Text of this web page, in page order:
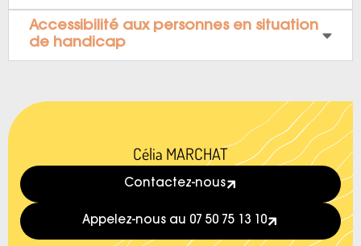
Accessibilité aux personnes en situation
de handicap
Célia MARCHAT
Contactez-nous
Appelez-nous au 07 50 75 13 10